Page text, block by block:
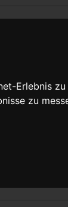
Erlebnis
zu
Ausgabe
(Groß-/